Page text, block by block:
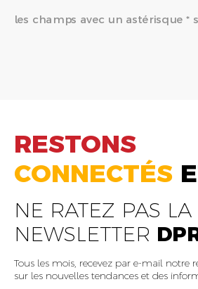
les champs avec un astérisque *
RESTONS
CONNECTÉS
NE RATEZ PAS LA
NEWSLETTER
Tous les mois, recevez par e-mail notre
sur les nouvelles tendances et des